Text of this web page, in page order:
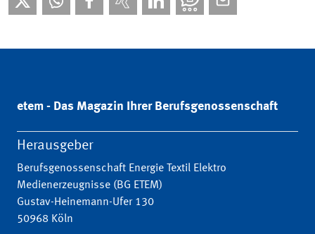
etem - Das Magazin Ihrer Berufsgenossenschaft
Herausgeber
Berufsgenossenschaft Energie Textil Elektro
Medienerzeugnisse (BG ETEM)
Gustav-Heinemann-Ufer 130
50968 Köln